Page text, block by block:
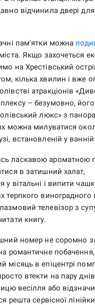
відчинила двері
пам'ятки можна
Якщо захочеться
на Хрестівський
кілька хвилин і вже
атракціонів
– безумовно,
люкс» з
можна милуватися
встановленій у ванній
ласкавою ароматною
в затишний халат,
у вітальні і випити
терпкого виноградного
телевізор з
книгу.
номер не соромно
романтичне
місяць в епіцентрі
втекти на пару
весілля або
решта сервісної